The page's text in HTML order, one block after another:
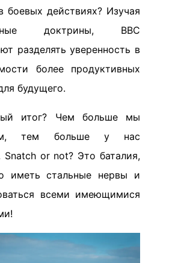
боевых действиях? Изучая
доктрины, ВВС
разделять уверенность в
более продуктивных
будущего.
итог? Чем больше мы
тем больше у нас
Snatch or not? Это баталия,
иметь стальные нервы и
всеми имеющимися